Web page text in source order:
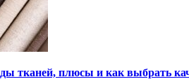
тканей, плюсы и как выбрать